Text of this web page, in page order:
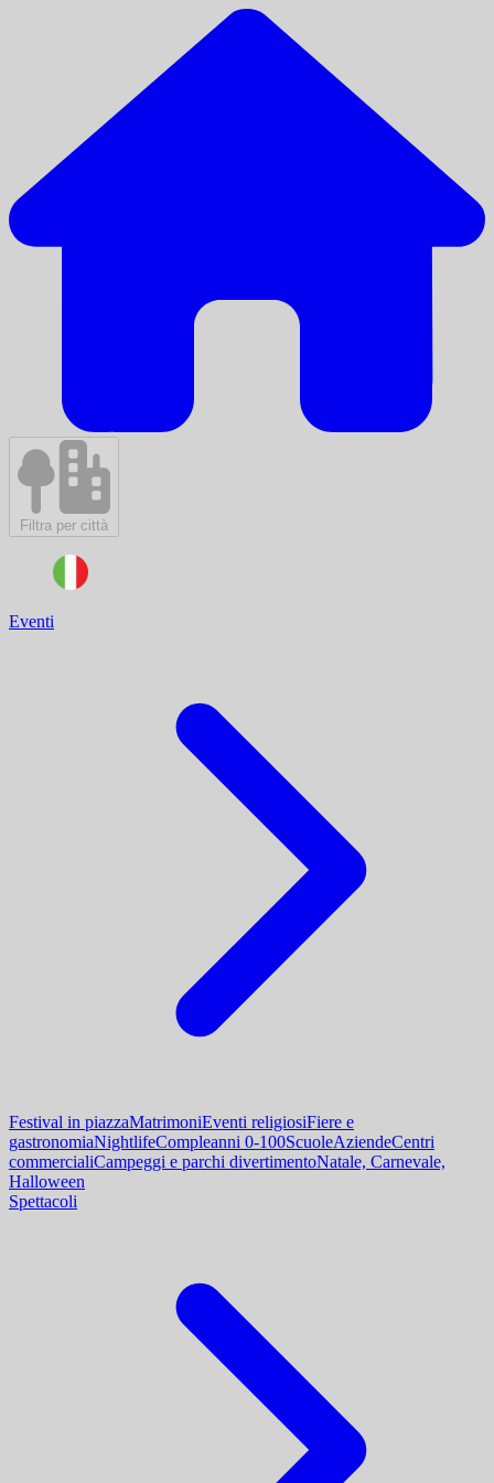
Filtra per città
Eventi
Festival in piazzaMatrimoniEventi religiosiFiere e
gastronomiaNightlifeCompleanni 0-100ScuoleAziendeCentri
commercialiCampeggi e parchi divertimentoNatale, Carnevale,
Halloween
Spettacoli